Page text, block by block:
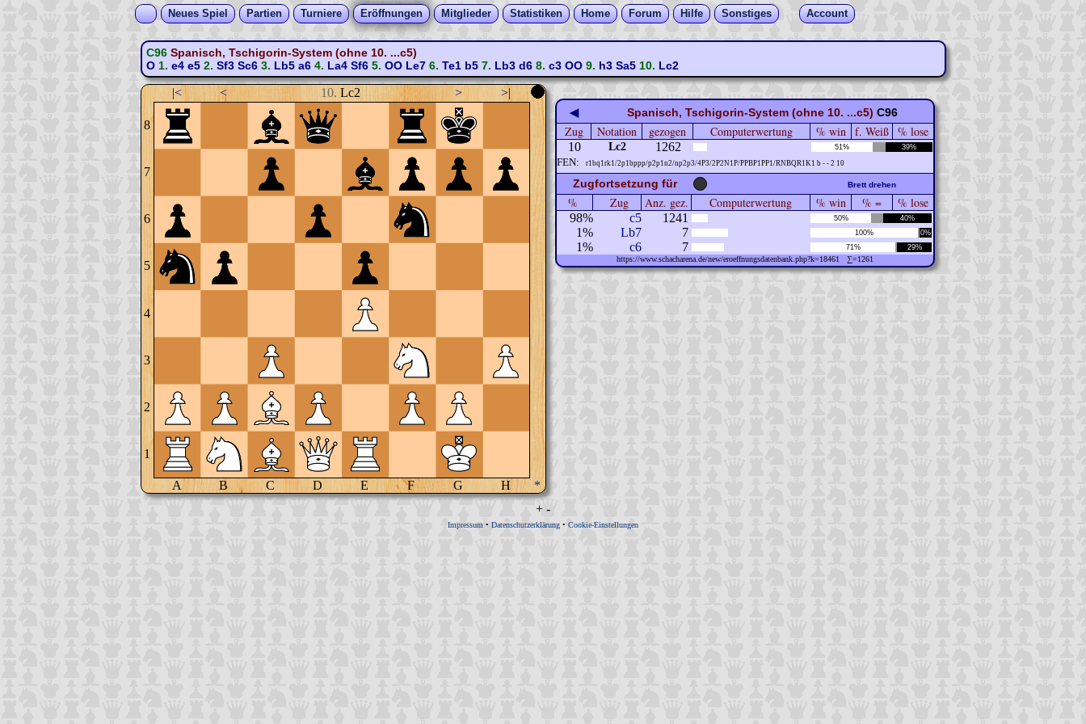
Neues Spiel Partien Turniere Eröffnungen Mitglieder Statistiken Home Forum Hilfe Sonstiges Account
C96 Spanisch, Tschigorin-System (ohne 10. ...c5)
O1. e4 e52. Sf3 Sc63. Lb5 a64. La4 Sf65. OO Le76. Te1 b57. Lb3 d68. c3 OO9. h3 Sa510. Lc2
|< < 10. Lc2 > >|
8
7
6
5
4
3
2
1
A B C D E F G H *
◀ Spanisch, Tschigorin-System (ohne 10. ...c5) C96
Zug Notation gezogen Computerwertung % win f. Weiß % lose
10 Lc2 1262 51% 39%
FEN: r1bq1rk1/2p1bppp/p2p1n2/np2p3/4P3/2P2N1P/PPBP1PP1/RNBQR1K1 b - - 2 10
Zugfortsetzung für Brett drehen
% Zug Anz. gez. Computerwertung % win % = % lose
98% c5 1241 50% 40%
1% Lb7 7 100% 0%
1% c6 7 71% 29%
https://www.schacharena.de/new/eroeffnungsdatenbank.php?k=18461 ∑=1261
+ -
Impressum • Datenschutzerklärung • Cookie-Einstellungen